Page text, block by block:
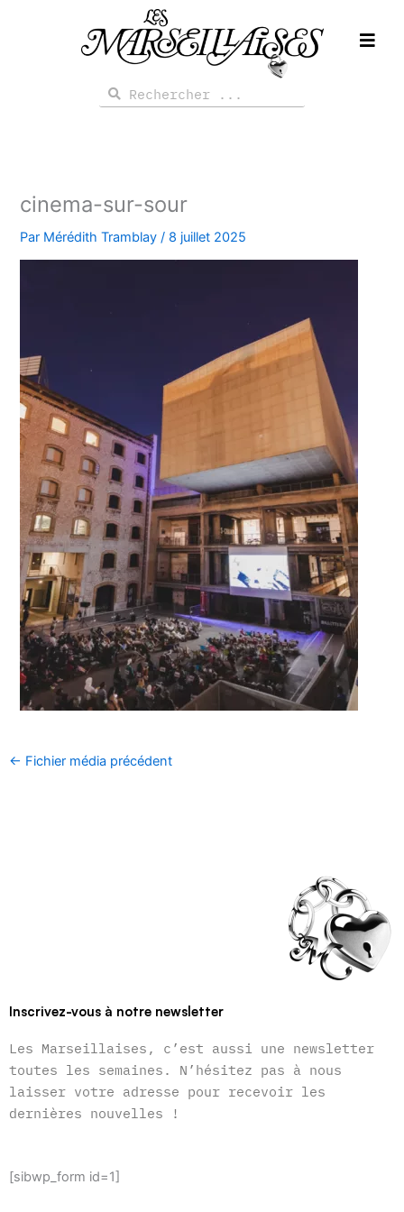
Rechercher
Rechercher
cinema-sur-sour
Par Mérédith Tramblay / 8 juillet 2025
← Fichier média précédent
Inscrivez-vous à notre newsletter
Les Marseillaises, c’est aussi une newsletter
toutes les semaines. N’hésitez pas à nous
laisser votre adresse pour recevoir les
dernières nouvelles !
[sibwp_form id=1]